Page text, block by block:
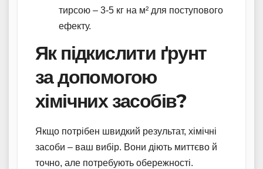
тирсою – 3-5 кг на м² для поступового
ефекту.
Як підкислити ґрунт
за допомогою
хімічних засобів?
Якщо потрібен швидкий результат, хімічні
засоби – ваш вибір. Вони діють миттєво й
точно, але потребують обережності.